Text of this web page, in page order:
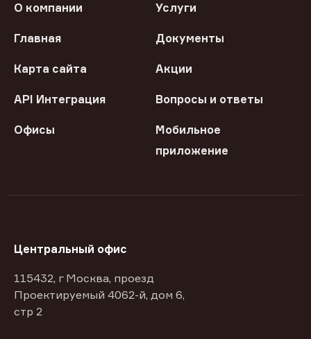
О компании Услуги
Главная Документы
Карта сайта Акции
API Интеграция Вопросы и ответы
Офисы
Мобильное
приложение
Центральный офис
115432, г Москва, проезд
Проектируемый 4062-й, дом 6,
стр 2